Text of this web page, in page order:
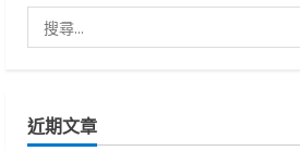
尋
字:
近期文章